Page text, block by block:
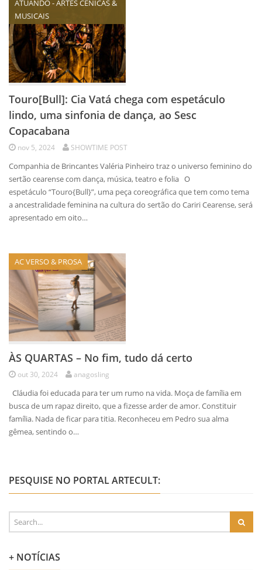
ATUANDO - ARTES CÊNICAS &
MUSICAIS
Touro[Bull]: Cia Vatá chega com espetáculo
lindo, uma sinfonia de dança, ao Sesc
Copacabana
nov 5, 2024 SHOWTIME POST
Companhia de Brincantes Valéria Pinheiro traz o universo feminino do
sertão cearense com dança, música, teatro e folia O
espetáculo “Touro{Bull}”, uma peça coreográfica que tem como tema
a ancestralidade feminina na cultura do sertão do Cariri Cearense, será
apresentado em oito…
AC VERSO & PROSA
ÀS QUARTAS – No fim, tudo dá certo
out 30, 2024 anagosling
Cláudia foi educada para ter um rumo na vida. Moça de família em
busca de um rapaz direito, que a fizesse arder de amor. Constituir
família. Nada de ficar para titia. Reconheceu em Pedro sua alma
gêmea, sentindo o…
PESQUISE NO PORTAL ARTECULT:
+ NOTÍCIAS